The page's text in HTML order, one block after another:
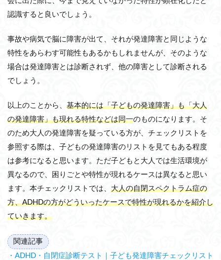
認識すると良いでしょう。
事故や病気で脳に障害が出て、それが発達障害と同じような
特性をあらわす可能性もあるかもしれませんが、そのような
場合は発達障害とは診断されず、他の障害として診断される
でしょう。
以上のことから、 基本的には「子どもの発達障害」も「大人
の発達障害」も現れる特性などは同一のものになります。そ
のため大人の発達障害を疑っている方が、チェックリストを
参照する際は、子どもの発達障害のリストを見てもある程度
は参考になると思います。ただ子どもと大人では生活環境が
異なるので、困りごとや特性が現れるケースは異なると思い
ます。本チェックリストでは、 大人の自閉スペクトラム症の
方、ADHDの方がどういったケースで特性が現れるかを紹介し
ていきます。
関連記事
・ADHD・自閉症診断テスト｜子ども発達障害チェックリスト